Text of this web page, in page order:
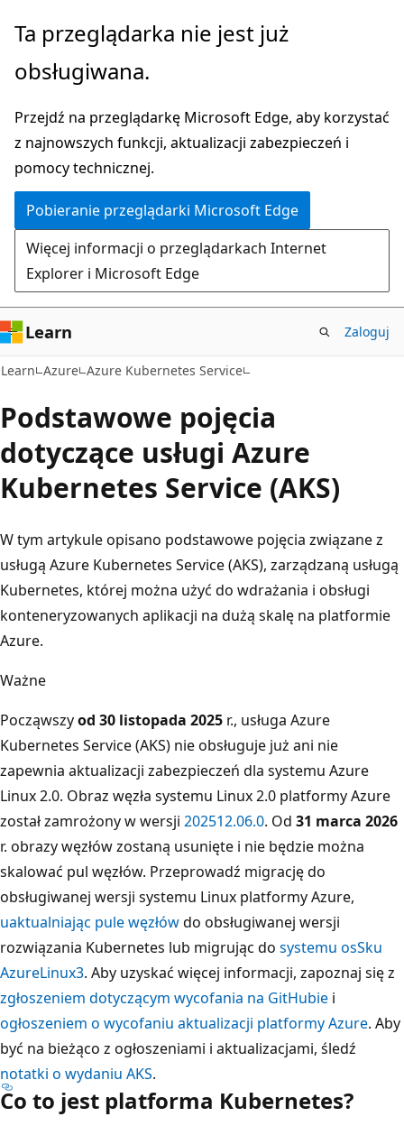
Przejdź
głównej
Ta przeglądarka nie jest już
obsługiwana.
Przejdź na przeglądarkę Microsoft Edge, aby korzystać
z najnowszych funkcji, aktualizacji zabezpieczeń i
pomocy technicznej.
Pobieranie przeglądarki Microsoft Edge
Więcej informacji o przeglądarkach Internet
Explorer i Microsoft Edge
Learn Zaloguj
Learn Azure Azure Kubernetes Service
Podstawowe pojęcia
dotyczące usługi Azure
Kubernetes Service (AKS)
W tym artykule opisano podstawowe pojęcia związane z
usługą Azure Kubernetes Service (AKS), zarządzaną usługą
Kubernetes, której można użyć do wdrażania i obsługi
konteneryzowanych aplikacji na dużą skalę na platformie
Azure.
Ważne
Począwszyod 30 listopada 2025 r., usługa Azure
Kubernetes Service (AKS) nie obsługuje już ani nie
zapewnia aktualizacji zabezpieczeń dla systemu Azure
Linux 2.0. Obraz węzła systemu Linux 2.0 platformy Azure
został zamrożony w wersji 202512.06.0. Od 31 marca 2026
r. obrazy węzłów zostaną usunięte i nie będzie można
skalować pul węzłów. Przeprowadź migrację do
obsługiwanej wersji systemu Linux platformy Azure,
uaktualniając pule węzłówdo obsługiwanej wersji
rozwiązania Kubernetes lub migrując do systemu osSku
AzureLinux3. Aby uzyskać więcej informacji, zapoznaj się z
zgłoszeniem dotyczącym wycofania na GitHubie i
ogłoszeniem o wycofaniu aktualizacji platformy Azure. Aby
być na bieżąco z ogłoszeniami i aktualizacjami, śledź
notatki o wydaniu AKS.
Co to jest platforma Kubernetes?